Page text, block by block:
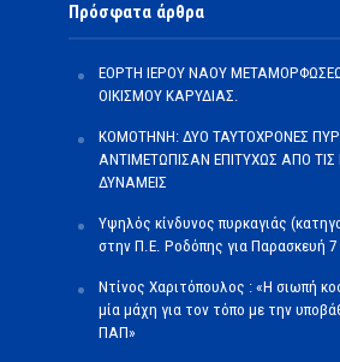
Πρόσφατα άρθρα
ΕΟΡΤΗ ΙΕΡΟΥ ΝΑΟΥ
ΟΙΚΙΣΜΟΥ ΚΑΡΥΔΙΑΣ.
ΚΟΜΟΤΗΝΗ: ΔΥΟ ΤΑΥΤΟΧΡΟΝΕΣ
ΑΝΤΙΜΕΤΩΠΙΣΑΝ ΕΠΙΤΥΧΩΣ ΑΠΟ ΤΙΣ
ΔΥΝΑΜΕΙΣ
Υψηλός κίνδυνος πυρκαγιάς
στην Π.Ε. Ροδόπης για Παρασκευή
Ντίνος Χαριτόπουλος : «Η σιωπή
μία μάχη για τον τόπο με την
ΠΑΠ»